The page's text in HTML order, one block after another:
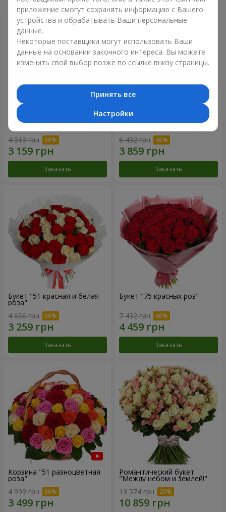
Букет "Нежный оттенок"
4 513 грн
Заказать
Цветы в коробке “Кадриль”
6 432 грн
Заказать
Букет "51 красная и белая
роза"
4 656 грн
Заказать
Букет "75 красных роз"
7 432 грн
Заказать
Корзина "51 разноцветная
роза"
4 999 грн
Романтический букет
"Между небом и землей!"
13 574 грн
приложение смогут сохранять информацию с Вашего
устройства и обрабатывать Ваши персональные
данные.
Некоторые поставщики могут использовать Ваши
данные на основании законного интереса. Вы можете
изменить свой выбор позже по ссылке внизу страницы.
Принять все
Настройки